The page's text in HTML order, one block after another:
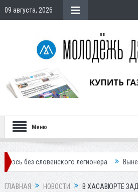
09 августа, 2026
Меню
легионера Вынесен приговор
ГЛАВНАЯ НОВОСТИ
В ХАСАВЮРТЕ